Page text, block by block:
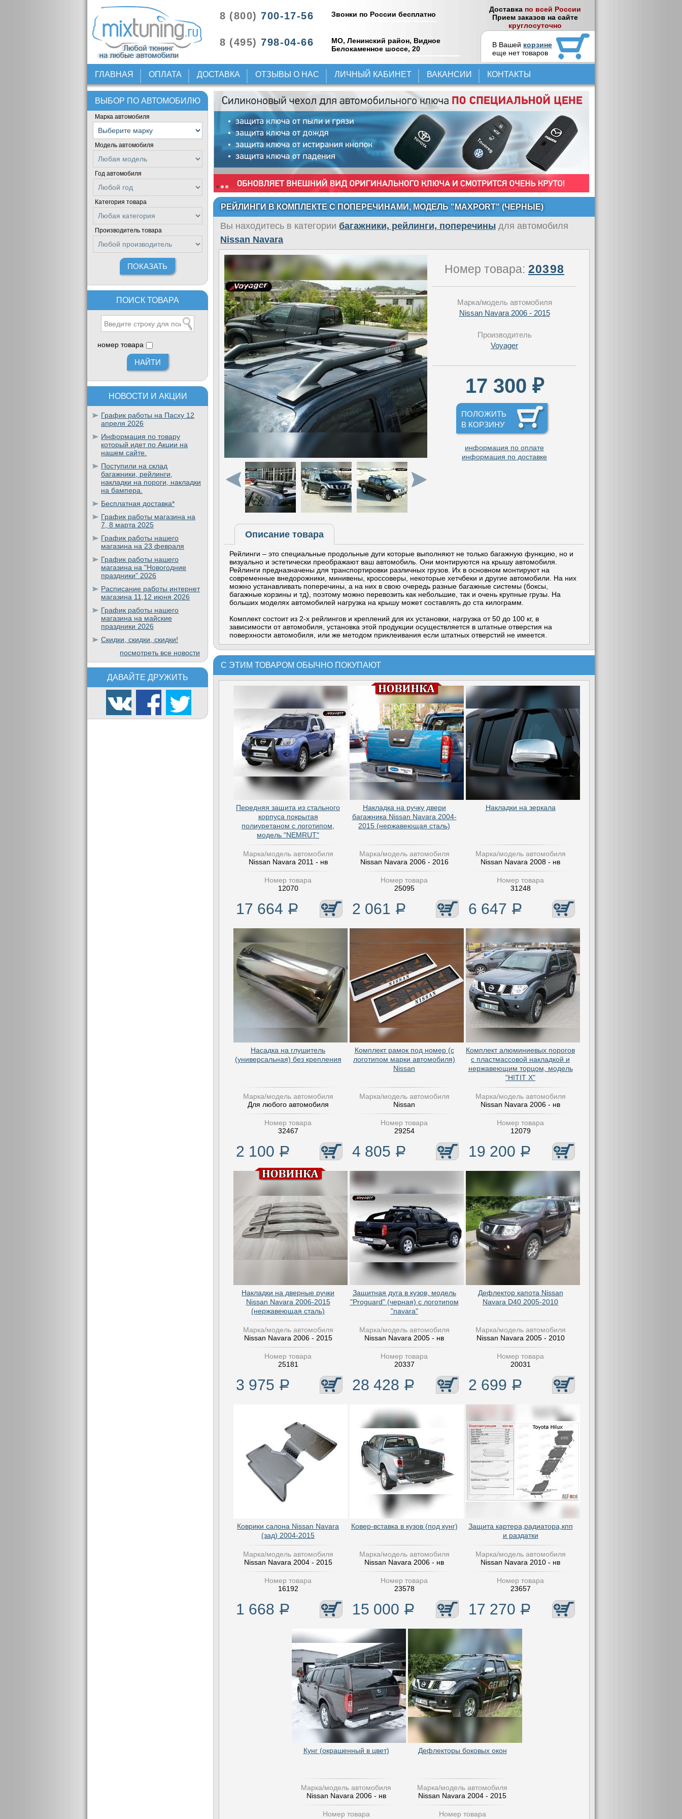
8 (800) 700-17-56
8 (495) 798-04-66
Звонки по России бесплатно
МО, Ленинский район, Видное
Белокаменное шоссе, 20
Доставка по всей России
Прием заказов на сайте
круглосуточно
В Вашей корзине
еще нет товаров
ГЛАВНАЯ ОПЛАТА ДОСТАВКА ОТЗЫВЫ О НАС ЛИЧНЫЙ КАБИНЕТ ВАКАНСИИ КОНТАКТЫ
ВЫБОР ПО АВТОМОБИЛЮ
Марка автомобиля
Модель автомобиля
Год автомобиля
Категория товара
Производитель товара
ПОИСК ТОВАРА
номер товара
НОВОСТИ И АКЦИИ
График работы на Пасху 12
апреля 2026
Информация по товару
который идет по Акции на
нашем сайте.
Поступили на склад
багажники, рейлинги,
накладки на пороги, накладки
на бампера.
Бесплатная доставка*
График работы магазина на
7, 8 марта 2025
График работы нашего
магазина на 23 февраля
График работы нашего
магазина на "Новогодние
праздники" 2026
Расписание работы интернет
магазина 11,12 июня 2026
График работы нашего
магазина на майские
праздники 2026
Скидки, скидки, скидки!
посмотреть все новости
ДАВАЙТЕ ДРУЖИТЬ
РЕЙЛИНГИ В КОМПЛЕКТЕ С ПОПЕРЕЧИНАМИ, МОДЕЛЬ "MAXPORT" (ЧЕРНЫЕ)
Вы находитесь в категории багажники, рейлинги, поперечины для автомобиля
Nissan Navara
Номер товара: 20398
Марка/модель автомобиля
Nissan Navara 2006 - 2015
Производитель
Voyager
17 300 ₽
ПОЛОЖИТЬ
В КОРЗИНУ
информация по оплате
информация по доставке
Описание товара
Рейлинги – это специальные продольные дуги которые выполняют не только багажную функцию, но и
визуально и эстетически преображают ваш автомобиль. Они монтируются на крышу автомобиля.
Рейлинги предназначены для транспортировки различных грузов. Их в основном монтируют на
современные внедорожники, минивены, кроссоверы, некоторые хетчбеки и другие автомобили. На них
можно устанавливать поперечины, а на них в свою очередь разные багажные системы (боксы,
багажные корзины и тд), поэтому можно перевозить как небольшие, так и очень крупные грузы. На
больших моделях автомобилей нагрузка на крышу может составлять до ста килограмм.
Комплект состоит из 2-х рейлингов и креплений для их установки, нагрузка от 50 до 100 кг, в
зависимости от автомобиля, установка этой продукции осуществляется в штатные отверстия на
поверхности автомобиля, или же методом приклеивания если штатных отверстий не имеется.
С ЭТИМ ТОВАРОМ ОБЫЧНО ПОКУПАЮТ
Передняя защита из стального
корпуса покрытая
полиуретаном с логотипом,
модель "NEMRUT"
Марка/модель автомобиля
Nissan Navara 2011 - нв
Номер товара
12070
17 664 Р
Накладка на ручку двери
багажника Nissan Navara 2004-
2015 (нержавеющая сталь)
Марка/модель автомобиля
Nissan Navara 2006 - 2016
Номер товара
25095
2 061 Р
Накладки на зеркала
Марка/модель автомобиля
Nissan Navara 2008 - нв
Номер товара
31248
6 647 Р
Насадка на глушитель
(универсальная) без крепления
Марка/модель автомобиля
Для любого автомобиля
Номер товара
32467
2 100 Р
Комплект рамок под номер (с
логотипом марки автомобиля)
Nissan
Марка/модель автомобиля
Nissan
Номер товара
29254
4 805 Р
Комплект алюминиевых порогов
с пластмассовой накладкой и
нержавеющим торцом, модель
"HITIT X"
Марка/модель автомобиля
Nissan Navara 2006 - нв
Номер товара
12079
19 200 Р
Накладки на дверные ручки
Nissan Navara 2006-2015
(нержавеющая сталь)
Марка/модель автомобиля
Nissan Navara 2006 - 2015
Номер товара
25181
3 975 Р
Защитная дуга в кузов, модель
"Proguard" (черная) с логотипом
"navara"
Марка/модель автомобиля
Nissan Navara 2005 - нв
Номер товара
20337
28 428 Р
Дефлектор капота Nissan
Navara D40 2005-2010
Марка/модель автомобиля
Nissan Navara 2005 - 2010
Номер товара
20031
2 699 Р
Коврики салона Nissan Navara
(зад) 2004-2015
Марка/модель автомобиля
Nissan Navara 2004 - 2015
Номер товара
16192
1 668 Р
Ковер-вставка в кузов (под кунг)
Марка/модель автомобиля
Nissan Navara 2006 - нв
Номер товара
23578
15 000 Р
Защита картера,радиатора,кпп
и раздатки
Марка/модель автомобиля
Nissan Navara 2010 - нв
Номер товара
23657
17 270 Р
Кунг (окрашенный в цвет)
Марка/модель автомобиля
Nissan Navara 2006 - нв
Номер товара
Дефлекторы боковых окон
Марка/модель автомобиля
Nissan Navara 2004 - 2015
Номер товара